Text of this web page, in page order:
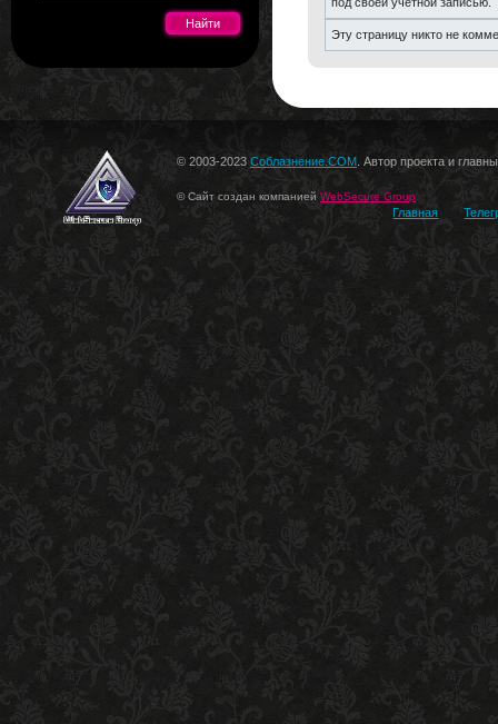
Эту страницу никто не
© 2003-2023 Соблазнение.COM . Автор проекта и
© Сайт создан компанией WebSecure Group
Главная